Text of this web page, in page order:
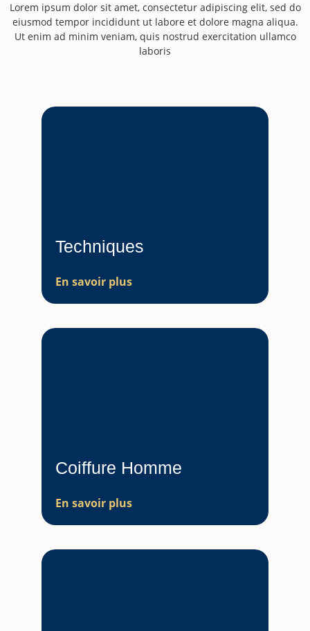
Lorem ipsum dolor sit amet, consectetur adipiscing elit, sed do
eiusmod tempor incididunt ut labore et dolore magna aliqua.
Ut enim ad minim veniam, quis nostrud exercitation ullamco
laboris
Techniques
En savoir plus
Coiffure Homme
En savoir plus